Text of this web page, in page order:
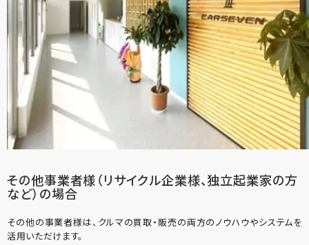
その他事業者様（リサイクル企業様、独立起業家の方
など）の場合
その他の事業者様は、クルマの買取・販売の両方のノウハウやシステムを
活用いただけます。